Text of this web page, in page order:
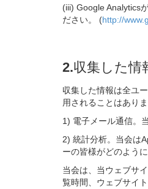
(iii) Google Analytics
ださい。 (http://
2.収集した情
収集した情報は全ユ
用されることはありま
1) 電子メール通信。
2) 統計分析。当会は
ーの皆様がどのよう
当会は、当ウェブサ
覧時間、ウェブサイ